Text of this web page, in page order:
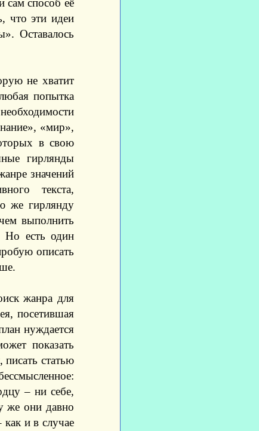
сам способ её
что эти идеи
Оставалось
не хватит
попытка
«мир»,
в свою
гирлянды
значений
текста,
же гирлянду
выполнить
Но есть один
описать
жанра для
посетившая
нуждается
показать
статью
– ни себе,
же они давно
и в случае